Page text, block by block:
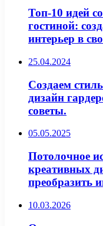
Топ-10 идей
гостиной:
интерьер в
25.04.2024
Создаем
дизайн
советы.
05.05.2025
Потолочное
креативных
преобразить
10.03.2026